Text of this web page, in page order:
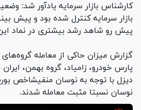
کارشناس بازار سرمایه یادآور شد:
بازار سرمایه کنترل شده بود و پیش
پیش رو شاهد رشد بیشتری در نماد
گزارش میزان حاکی از معامله گروه‌های
پارس خودرو، زامیاد، گروه بهمن،
دیزل با توجه به نوسان منفیشاخص
نوسان نسبتا مثبت معامله شدند.